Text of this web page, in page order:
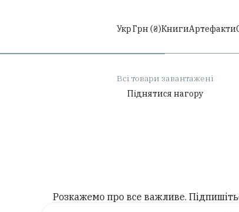
УкрГрн (₴)КнигиАртефакти
Всі товари завантажені
Піднятися нагору
Розкажемо про все важливе.